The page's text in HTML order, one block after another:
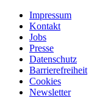
Impressum
Kontakt
Jobs
Presse
Datenschutz
Barrierefreiheit
Cookies
Newsletter